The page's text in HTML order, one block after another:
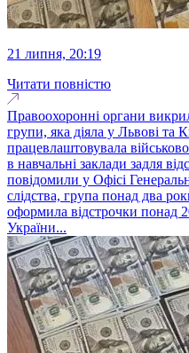
21 липня, 20:19
Читати повністю
Правоохоронні органи
групи, яка діяла у Львові та
працевлаштовувала
в навчальні заклади задля
повідомили у Офісі
слідства, група понад два
оформила відстрочки понад
України...